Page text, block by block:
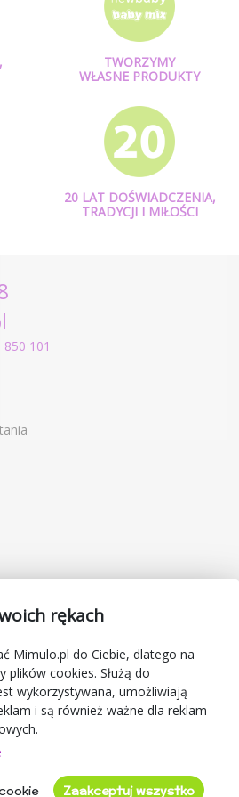
TWORZYMY
WŁASNE PRODUKTY
20 LAT DOŚWIADCZENIA,
TRADYCJI I MIŁOŚCI
101
GDPR
rękach
Mimulo.pl do Ciebie, dlatego na
plików cookies. Służą do
wykorzystywana, umożliwiają
i są również ważne dla reklam
Zaakceptuj wszystko